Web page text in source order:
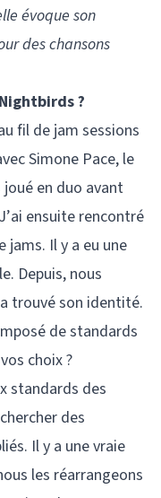
évoque son
des chansons
?
fil de jam sessions
Simone Pace, le
en duo avant
ensuite rencontré
jams. Il y a eu une
Depuis, nous
trouvé son identité.
de standards
choix ?
standards des
des
Il y a une vraie
les réarrangeons